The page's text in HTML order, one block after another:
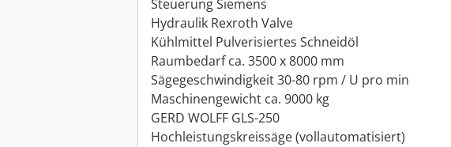
Steuerung Siemens
Hydraulik Rexroth Valve
Kühlmittel Pulverisiertes Schneidöl
Raumbedarf ca. 3500 x 8000 mm
Sägegeschwindigkeit 30-80 rpm / U pro min
Maschinengewicht ca. 9000 kg
GERD WOLFF GLS-250
Hochleistungskreissäge (vollautomatisiert)